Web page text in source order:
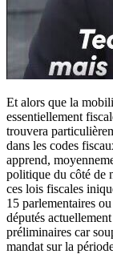
Et alors que la
essentiellement
trouvera
dans les codes
apprend,
politique du côté de
ces lois fiscales
15 parlementaires
députés
préliminaires car
mandat sur la